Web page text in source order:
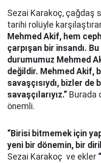
Sezai Karakoç, çağdaş
tarihi rolüyle
Mehmed Akif, hem
çarpışan bir insandı.
durumumuz Mehmed
değildir. Mehmed Akif,
savaşçısıydı, bizler
savaşçılarıyız.” Burada
önemli.
“Birisi bitmemek için
yeni bir dönemin, bir
Sezai Karakoç ve ekler